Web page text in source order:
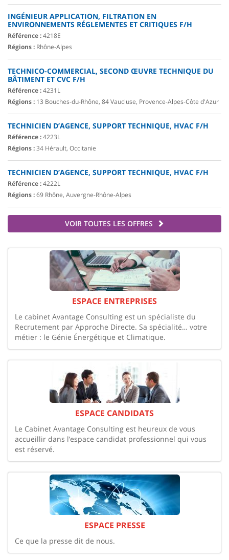
INGÉNIEUR APPLICATION, FILTRATION EN
ENVIRONNEMENTS RÉGLEMENTES ET CRITIQUES F/H
Référence :4218E
Régions : Rhône-Alpes
TECHNICO-COMMERCIAL, SECOND ŒUVRE TECHNIQUE DU
BÂTIMENT ET CVC F/H
Référence :4231L
Régions : 13 Bouches-du-Rhône, 84 Vaucluse, Provence-Alpes-Côte d'Azur
TECHNICIEN D’AGENCE, SUPPORT TECHNIQUE, HVAC F/H
Référence :4223L
Régions :34 Hérault, Occitanie
TECHNICIEN D’AGENCE, SUPPORT TECHNIQUE, HVAC F/H
Référence :4222L
Régions :69 Rhône, Auvergne-Rhône-Alpes
VOIR TOUTES LES OFFRES
ESPACE ENTREPRISES
Le cabinet Avantage Consulting est un spécialiste du
Recrutement par Approche Directe. Sa spécialité… votre
métier : le Génie Énergétique et Climatique.
ESPACE CANDIDATS
Le Cabinet Avantage Consulting est heureux de vous
accueillir dans l’espace candidat professionnel qui vous
est réservé.
ESPACE PRESSE
Ce que la presse dit de nous.